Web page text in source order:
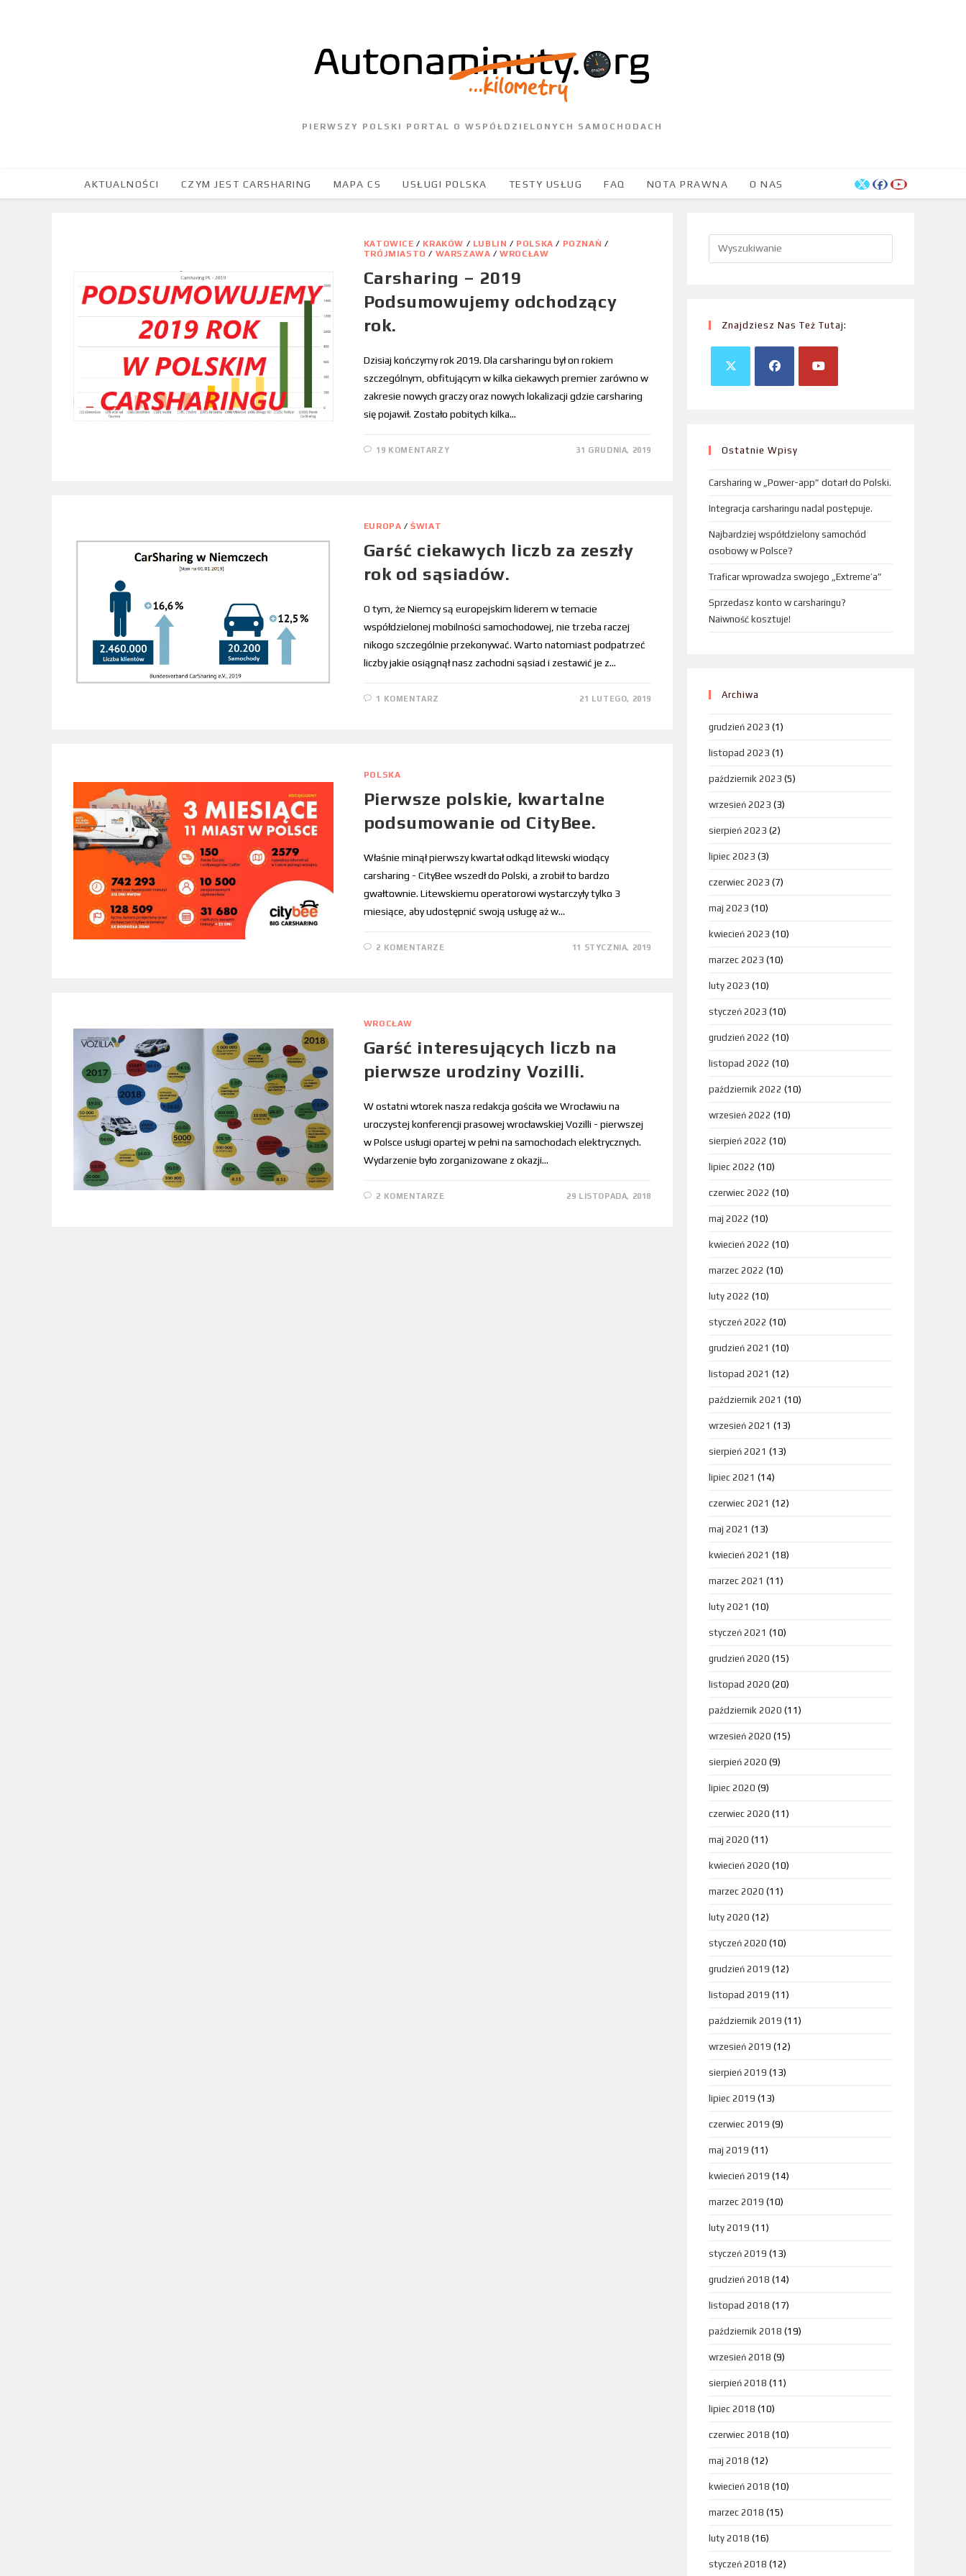
PIERWSZY POLSKI PORTAL O WSPÓŁDZIELONYCH SAMOCHODACH
AKTUALNOŚCI CZYM JEST CARSHARING MAPA CS USŁUGI POLSKA TESTY USŁUG FAQ NOTA PRAWNA O NAS
KATOWICE / KRAKÓW / LUBLIN / POLSKA / POZNAŃ /
TRÓJMIASTO / WARSZAWA /WROCŁAW
Carsharing – 2019
Podsumowujemy odchodzący
rok.
Dzisiaj kończymy rok 2019. Dla carsharingu był on rokiem
szczególnym, obfitującym w kilka ciekawych premier zarówno w
zakresie nowych graczy oraz nowych lokalizacji gdzie carsharing
się pojawił. Zostało pobitych kilka…
19 KOMENTARZY 31 GRUDNIA, 2019
EUROPA /ŚWIAT
Garść ciekawych liczb za zeszły
rok od sąsiadów.
O tym, że Niemcy są europejskim liderem w temacie
współdzielonej mobilności samochodowej, nie trzeba raczej
nikogo szczególnie przekonywać. Warto natomiast podpatrzeć
liczby jakie osiągnął nasz zachodni sąsiad i zestawić je z…
1 KOMENTARZ 21 LUTEGO, 2019
POLSKA
Pierwsze polskie, kwartalne
podsumowanie od CityBee.
Właśnie minął pierwszy kwartał odkąd litewski wiodący
carsharing - CityBee wszedł do Polski, a zrobił to bardzo
gwałtownie. Litewskiemu operatorowi wystarczyły tylko 3
miesiące, aby udostępnić swoją usługę aż w…
2 KOMENTARZE 11 STYCZNIA, 2019
WROCŁAW
Garść interesujących liczb na
pierwsze urodziny Vozilli.
W ostatni wtorek nasza redakcja gościła we Wrocławiu na
uroczystej konferencji prasowej wrocławskiej Vozilli - pierwszej
w Polsce usługi opartej w pełni na samochodach elektrycznych.
Wydarzenie było zorganizowane z okazji…
2 KOMENTARZE 29 LISTOPADA, 2018
Znajdziesz Nas Też Tutaj:
Ostatnie Wpisy
Carsharing w „Power-app” dotarł do Polski.
Integracja carsharingu nadal postępuje.
Najbardziej współdzielony samochód
osobowy w Polsce?
Traficar wprowadza swojego „Extreme’a”
Sprzedasz konto w carsharingu?
Naiwność kosztuje!
Archiwa
grudzień 2023 (1)
listopad 2023 (1)
październik 2023 (5)
wrzesień 2023 (3)
sierpień 2023 (2)
lipiec 2023 (3)
czerwiec 2023 (7)
maj 2023 (10)
kwiecień 2023 (10)
marzec 2023 (10)
luty 2023 (10)
styczeń 2023 (10)
grudzień 2022 (10)
listopad 2022 (10)
październik 2022 (10)
wrzesień 2022 (10)
sierpień 2022 (10)
lipiec 2022 (10)
czerwiec 2022 (10)
maj 2022 (10)
kwiecień 2022 (10)
marzec 2022 (10)
luty 2022 (10)
styczeń 2022 (10)
grudzień 2021 (10)
listopad 2021 (12)
październik 2021 (10)
wrzesień 2021 (13)
sierpień 2021 (13)
lipiec 2021 (14)
czerwiec 2021 (12)
maj 2021 (13)
kwiecień 2021 (18)
marzec 2021 (11)
luty 2021 (10)
styczeń 2021 (10)
grudzień 2020 (15)
listopad 2020 (20)
październik 2020 (11)
wrzesień 2020 (15)
sierpień 2020 (9)
lipiec 2020 (9)
czerwiec 2020 (11)
maj 2020 (11)
kwiecień 2020 (10)
marzec 2020 (11)
luty 2020 (12)
styczeń 2020 (10)
grudzień 2019 (12)
listopad 2019 (11)
październik 2019 (11)
wrzesień 2019 (12)
sierpień 2019 (13)
lipiec 2019 (13)
czerwiec 2019 (9)
maj 2019 (11)
kwiecień 2019 (14)
marzec 2019 (10)
luty 2019 (11)
styczeń 2019 (13)
grudzień 2018 (14)
listopad 2018 (17)
październik 2018 (19)
wrzesień 2018 (9)
sierpień 2018 (11)
lipiec 2018 (10)
czerwiec 2018 (10)
maj 2018 (12)
kwiecień 2018 (10)
marzec 2018 (15)
luty 2018 (16)
styczeń 2018 (12)